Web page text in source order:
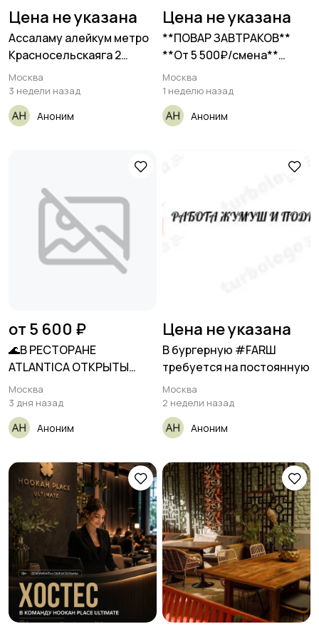
Цена не указана
Ассаламу алейкум метро
Красносельскаяга 2
мастер
Москва
3 недели назад
Аноним
Цена не указана
**ПОВАР ЗАВТРАКОВ**
**От 5 500₽/смена**
__Пекарня-кондитерская
Москва
1 неделю назад
Аноним
от 5 600 ₽
🌊В РЕСТОРАНЕ
ATLANTICA ОТКРЫТЫ
ВАКАНСИИ🌊 ✅
Москва
3 дня назад
Аноним
Цена не указана
В бургерную #FARШ
требуется на постоянную
Москва
2 недели назад
Аноним